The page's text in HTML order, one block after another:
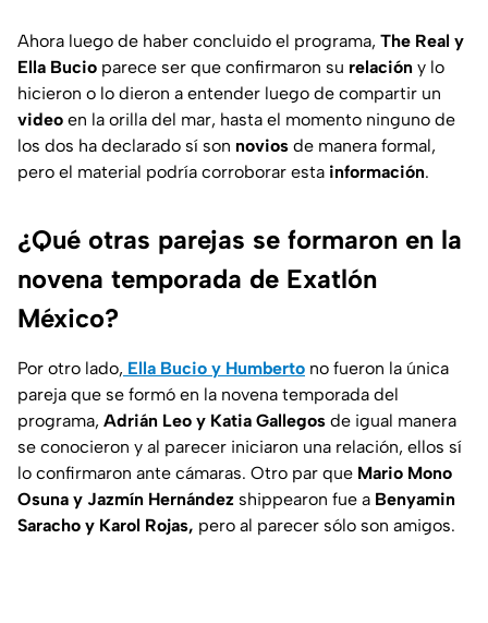
Ahora luego de haber concluido el programa, The Real y
Ella Bucio parece ser que confirmaron su relación y lo
hicieron o lo dieron a entender luego de compartir un
video en la orilla del mar, hasta el momento ninguno de
los dos ha declarado sí son novios de manera formal,
pero el material podría corroborar esta información.
¿Qué otras parejas se formaron en la
novena temporada de Exatlón
México?
Por otro lado, Ella Bucio y Humberto no fueron la única
pareja que se formó en la novena temporada del
programa, Adrián Leo y Katia Gallegos de igual manera
se conocieron y al parecer iniciaron una relación, ellos sí
lo confirmaron ante cámaras. Otro par que Mario Mono
Osuna y Jazmín Hernández shippearon fue a Benyamin
Saracho y Karol Rojas, pero al parecer sólo son amigos.